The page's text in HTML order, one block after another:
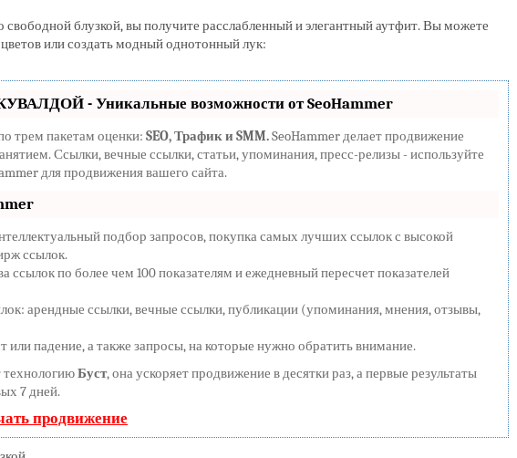
блузкой, вы получите расслабленный и элегантный аутфит. Вы можете
или создать модный однотонный лук:
- Уникальные возможности от SeoHammer
трем пакетам оценки: SEO, Трафик и SMM.SeoHammer делает продвижение
Ссылки, вечные ссылки, статьи, упоминания, пресс-релизы - используйте
для продвижения вашего сайта.
подбор запросов, покупка самых лучших ссылок с высокой
ссылок.
ссылок по более чем 100 показателям и ежедневный пересчет показателей
арендные ссылки, вечные ссылки, публикации (упоминания, мнения, отзывы,
или падение, а также запросы, на которые нужно обратить внимание.
технологиюБуст, она ускоряет продвижение в десятки раз, а первые результаты
7 дней.
продвижение